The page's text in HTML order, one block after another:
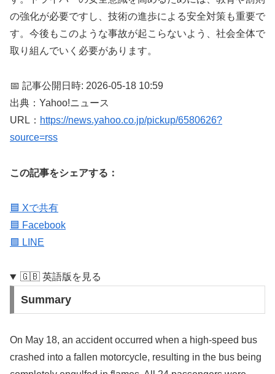
の強化が必要ですし、技術の進歩による安全対策も重要で
す。今後もこのような事故が起こらないよう、社会全体で
取り組んでいく必要があります。
📅 記事公開日時: 2026-05-18 10:59
出典：Yahoo!ニュース
URL： https://news.yahoo.co.jp/pickup/6580626?
source=rss
この記事をシェアする：
🟦 Xで共有
🟦 Facebook
🟩 LINE
🇬🇧 英語版を見る
Summary
On May 18, an accident occurred when a high-speed bus
crashed into a fallen motorcycle, resulting in the bus being